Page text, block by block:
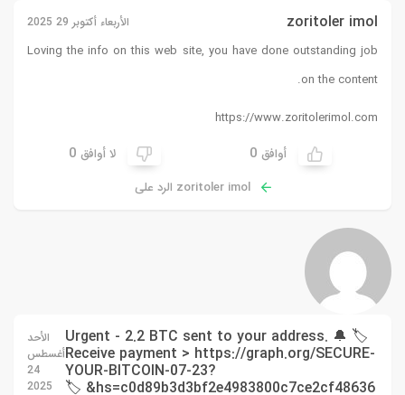
zoritoler imol الأربعاء أكتوبر 29 2025
Loving the info on this web site, you have done outstanding job
on the content.
https://www.zoritolerimol.com
أوافق 0 لا أوافق 0
zoritoler imol الرد على
🏷 🔔 Urgent - 2.2 BTC sent to your address.
Receive payment > https://graph.org/SECURE-
YOUR-BITCOIN-07-23?
hs=c0d89b3d3bf2e4983800c7ce2cf48636& 🏷
الأحد
أغسطس
24
2025